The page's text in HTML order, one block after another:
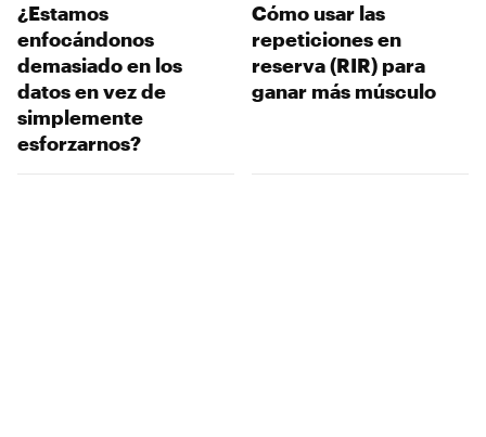
¿Estamos
enfocándonos
demasiado en los
datos en vez de
simplemente
esforzarnos?
Cómo usar las
repeticiones en
reserva (RIR) para
ganar más músculo